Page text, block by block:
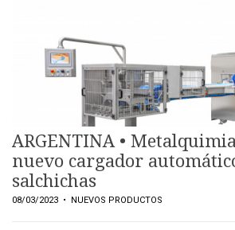
DIRECTORIO
CALENDARIO
MEDIA KIT
SERVICIOS
ARGENTINA •
nuevo cargador
salchichas
08/03/2023 • NUEVOS PRODUCTOS